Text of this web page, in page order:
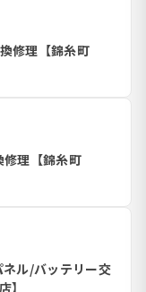
修理【錦糸町
理【錦糸町
ル/バッテリー交
】